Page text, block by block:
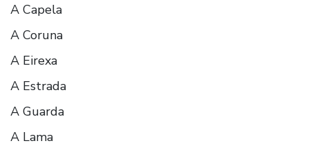
A Capela
A Coruna
A Eirexa
A Estrada
A Guarda
A Lama